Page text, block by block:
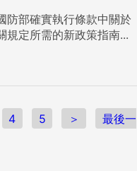
防部確實執行條款中關於
規定所需的新政策指南...
4 5 ＞
最後一